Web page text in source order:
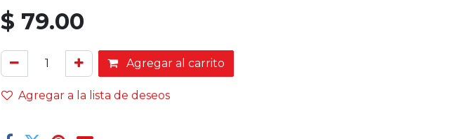
$ 79.00
Agregar al carrito
Agregar a la lista de deseos